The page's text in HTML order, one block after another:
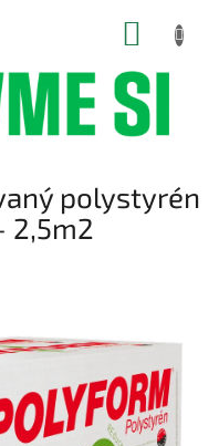
polystyrén
2,5m2